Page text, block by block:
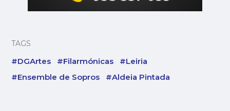
TAGS
#DGArtes #Filarmónicas
#Leiria
#Ensemble de Sopros
#Aldeia Pintada